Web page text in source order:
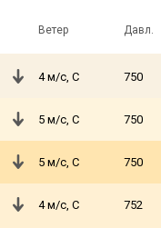
Ветер Давл.
4 м/с, С 750
5 м/с, С 750
5 м/с, С 750
4 м/с, С 752